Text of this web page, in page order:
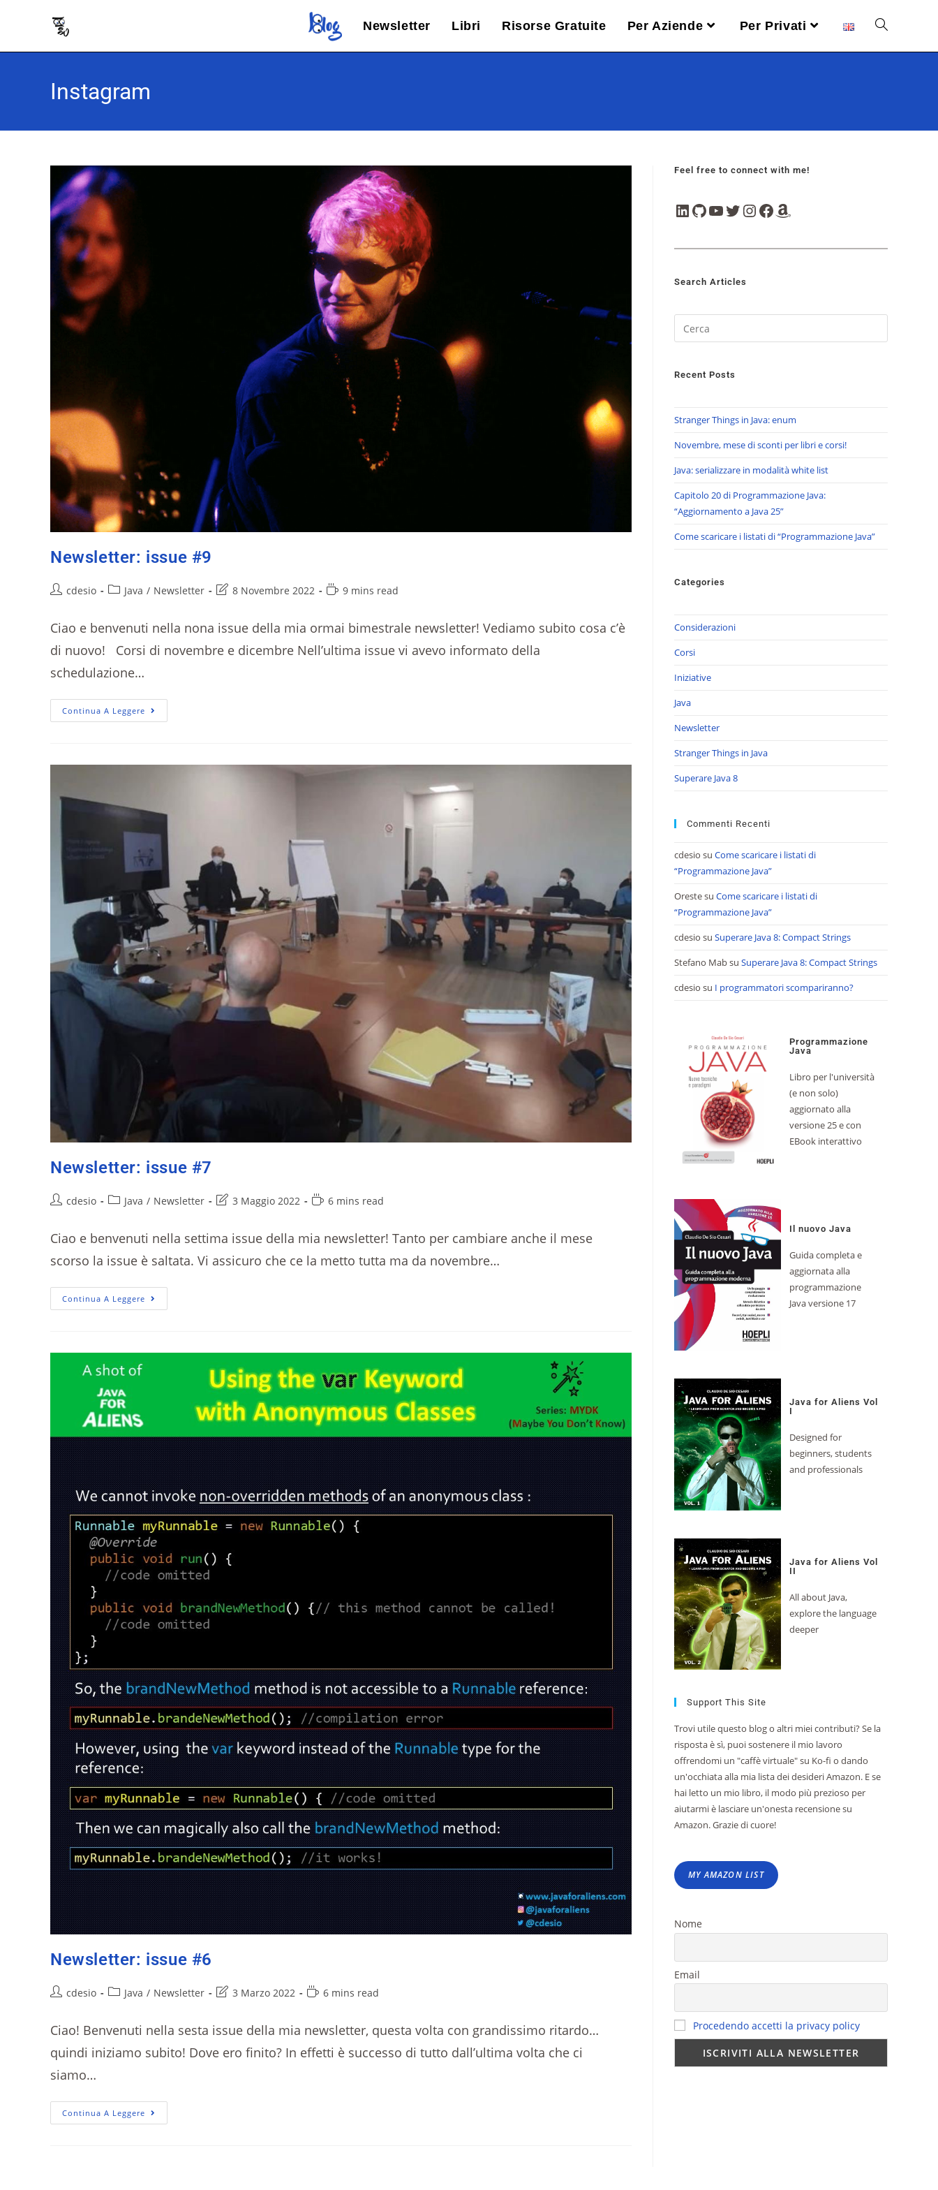
Newsletter Libri Risorse Gratuite Per Aziende Per Privati
Instagram
Newsletter: issue #9
cdesio Java / Newsletter 8 Novembre 2022 9 mins read
Ciao e benvenuti nella nona issue della mia ormai bimestrale newsletter! Vediamo subito cosa c’è
di nuovo! Corsi di novembre e dicembre Nell’ultima issue vi avevo informato della
schedulazione…
Continua A Leggere
Newsletter: issue #7
cdesio Java / Newsletter 3 Maggio 2022 6 mins read
Ciao e benvenuti nella settima issue della mia newsletter! Tanto per cambiare anche il mese
scorso la issue è saltata. Vi assicuro che ce la metto tutta ma da novembre…
Continua A Leggere
Newsletter: issue #6
cdesio Java / Newsletter 3 Marzo 2022 6 mins read
Ciao! Benvenuti nella sesta issue della mia newsletter, questa volta con grandissimo ritardo…
quindi iniziamo subito! Dove ero finito? In effetti è successo di tutto dall’ultima volta che ci
siamo…
Continua A Leggere
Feel free to connect with me!
Search Articles
Recent Posts
Stranger Things in Java: enum
Novembre, mese di sconti per libri e corsi!
Java: serializzare in modalità white list
Capitolo 20 di Programmazione Java:
“Aggiornamento a Java 25”
Come scaricare i listati di “Programmazione Java”
Categories
Considerazioni
Corsi
Iniziative
Java
Newsletter
Stranger Things in Java
Superare Java 8
Commenti Recenti
cdesio su Come scaricare i listati di
“Programmazione Java”
Orestesu Come scaricare i listati di
“Programmazione Java”
cdesio su Superare Java 8: Compact Strings
Stefano Mabsu Superare Java 8: Compact Strings
cdesio su I programmatori scompariranno?
Programmazione
Java
Libro per l'università
(e non solo)
aggiornato alla
versione 25 e con
EBook interattivo
Il nuovo Java
Guida completa e
aggiornata alla
programmazione
Java versione 17
Java for Aliens Vol
I
Designed for
beginners, students
and professionals
Java for Aliens Vol
II
All about Java,
explore the language
deeper
Support This Site
Trovi utile questo blog o altri miei contributi? Se la
risposta è sì, puoi sostenere il mio lavoro
offrendomi un "caffè virtuale" su Ko-fi o dando
un'occhiata alla mia lista dei desideri Amazon. E se
hai letto un mio libro, il modo più prezioso per
aiutarmi è lasciare un'onesta recensione su
Amazon. Grazie di cuore!
MY AMAZON LIST
Nome
Email
Procedendo accetti la privacy policy